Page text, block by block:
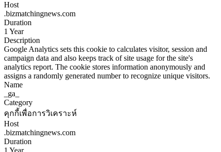
Host
.bizmatchingnews.com
Duration
1 Year
Description
Google Analytics sets this cookie to calculates visitor, session and
campaign data and also keeps track of site usage for the site's
analytics report. The cookie stores information anonymously and
assigns a randomly generated number to recognize unique visitors.
Name
_ga_
Category
คุกกี้เพื่อการวิเคราะห์
Host
.bizmatchingnews.com
Duration